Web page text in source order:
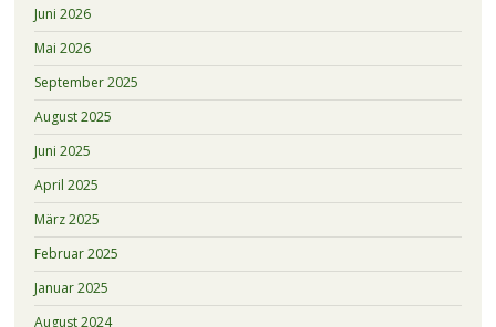
Juni 2026
Mai 2026
September 2025
August 2025
Juni 2025
April 2025
März 2025
Februar 2025
Januar 2025
August 2024